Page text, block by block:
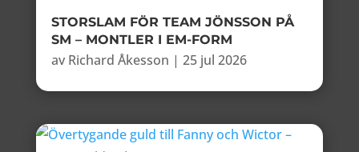
STORSLAM FÖR TEAM JÖNSSON PÅ
SM – MONTLER I EM-FORM
av Richard Åkesson | 25 jul 2026